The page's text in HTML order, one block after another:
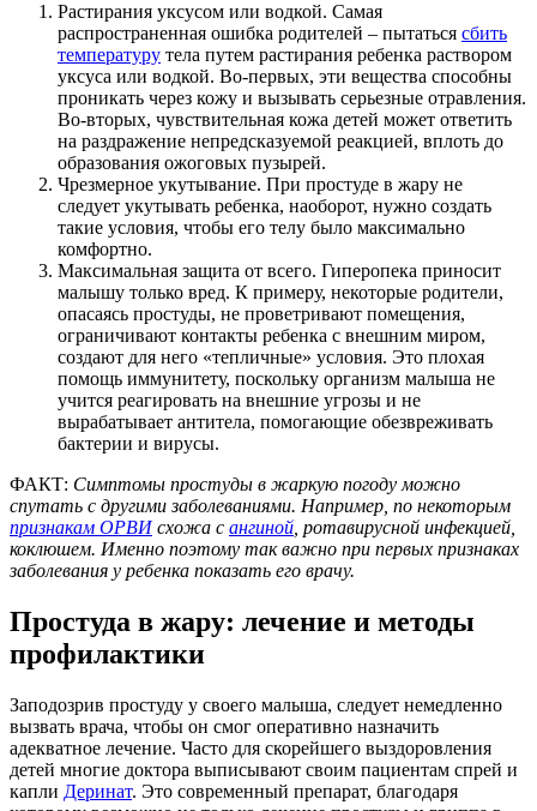
Растирания уксусом или водкой. Самая
распространенная ошибка родителей – пытаться сбить
температуру тела путем растирания ребенка раствором
уксуса или водкой. Во-первых, эти вещества способны
проникать через кожу и вызывать серьезные отравления.
Во-вторых, чувствительная кожа детей может ответить
на раздражение непредсказуемой реакцией, вплоть до
образования ожоговых пузырей.
Чрезмерное укутывание. При простуде в жару не
следует укутывать ребенка, наоборот, нужно создать
такие условия, чтобы его телу было максимально
комфортно.
Максимальная защита от всего. Гиперопека приносит
малышу только вред. К примеру, некоторые родители,
опасаясь простуды, не проветривают помещения,
ограничивают контакты ребенка с внешним миром,
создают для него «тепличные» условия. Это плохая
помощь иммунитету, поскольку организм малыша не
учится реагировать на внешние угрозы и не
вырабатывает антитела, помогающие обезвреживать
бактерии и вирусы.
ФАКТ: Симптомы простуды в жаркую погоду можно
спутать с другими заболеваниями. Например, по некоторым
признакам ОРВИсхожа с ангиной , ротавирусной инфекцией,
коклюшем. Именно поэтому так важно при первых признаках
заболевания у ребенка показать его врачу.
Простуда в жару: лечение и методы
профилактики
Заподозрив простуду у своего малыша, следует немедленно
вызвать врача, чтобы он смог оперативно назначить
адекватное лечение. Часто для скорейшего выздоровления
детей многие доктора выписывают своим пациентам спрей и
капли Деринат. Это современный препарат, благодаря